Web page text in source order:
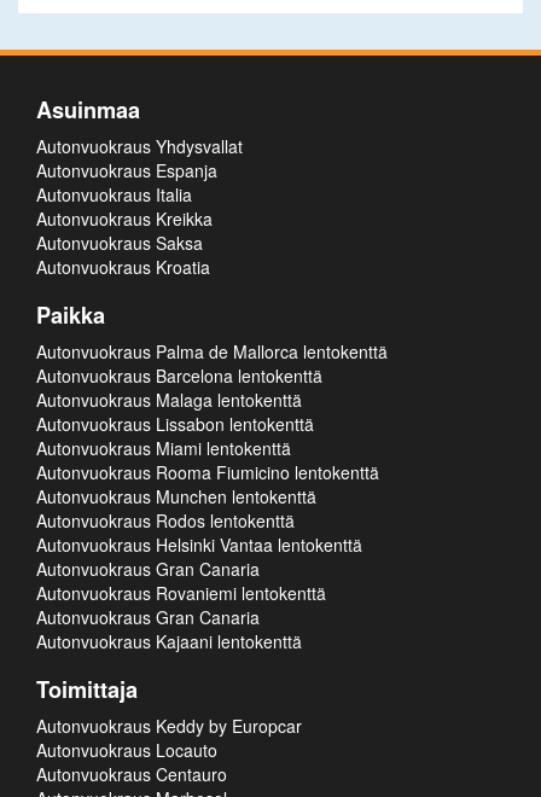
Asuinmaa
Autonvuokraus Yhdysvallat
Autonvuokraus Espanja
Autonvuokraus Italia
Autonvuokraus Kreikka
Autonvuokraus Saksa
Autonvuokraus Kroatia
Paikka
Autonvuokraus Palma de Mallorca lentokenttä
Autonvuokraus Barcelona lentokenttä
Autonvuokraus Malaga lentokenttä
Autonvuokraus Lissabon lentokenttä
Autonvuokraus Miami lentokenttä
Autonvuokraus Rooma Fiumicino lentokenttä
Autonvuokraus Munchen lentokenttä
Autonvuokraus Rodos lentokenttä
Autonvuokraus Helsinki Vantaa lentokenttä
Autonvuokraus Gran Canaria
Autonvuokraus Rovaniemi lentokenttä
Autonvuokraus Gran Canaria
Autonvuokraus Kajaani lentokenttä
Toimittaja
Autonvuokraus Keddy by Europcar
Autonvuokraus Locauto
Autonvuokraus Centauro